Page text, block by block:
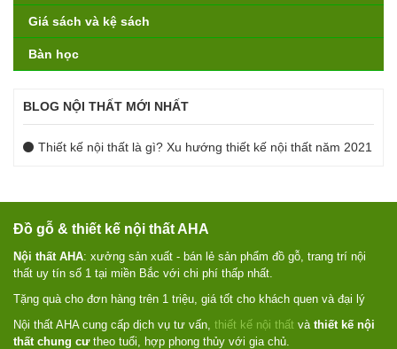
Giá sách và kệ sách
Bàn học
BLOG NỘI THẤT MỚI NHẤT
Thiết kế nội thất là gì? Xu hướng thiết kế nội thất năm 2021
Đồ gỗ & thiết kế nội thất AHA
Nội thất AHA: xưởng sản xuất - bán lẻ sản phẩm đồ gỗ, trang trí nội
thất uy tín số 1 tại miền Bắc với chi phí thấp nhất.
Tặng quà cho đơn hàng trên 1 triệu, giá tốt cho khách quen và đại lý
Nội thất AHA cung cấp dịch vụ tư vấn, thiết kế nội thất và thiết kế nội
thất chung cưtheo tuổi, hợp phong thủy với gia chủ.